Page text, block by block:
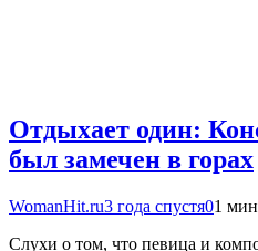
Отдыхает один:
был замечен в горах
WomanHit.ru3 года спустя01
Слухи о том, что певица и